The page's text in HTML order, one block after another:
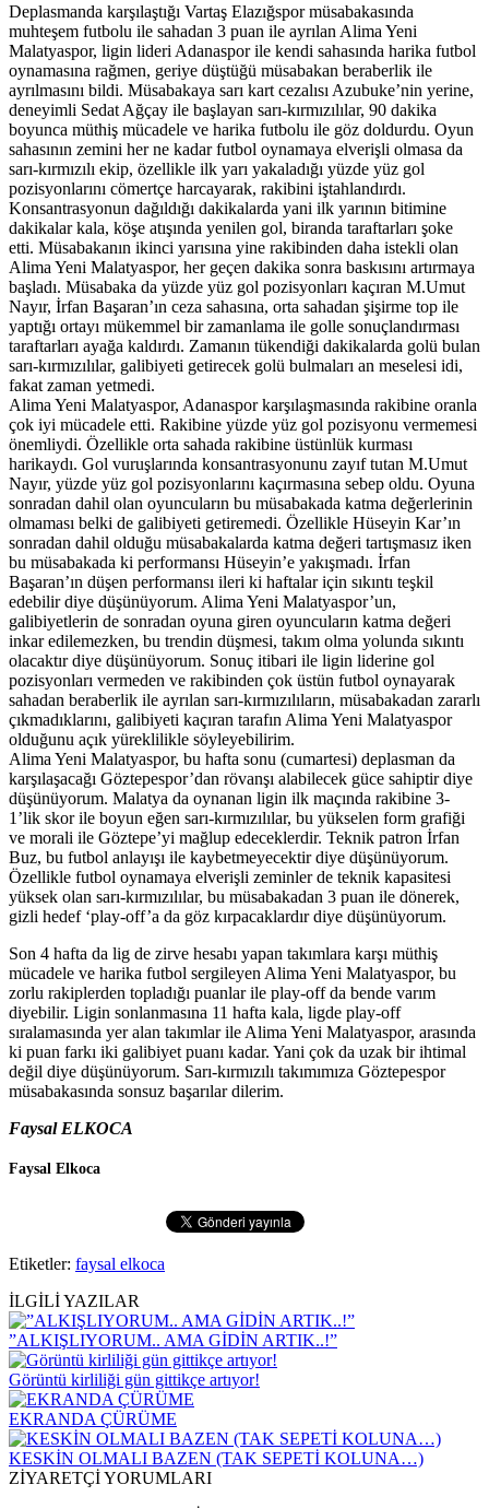
Deplasmanda karşılaştığı Vartaş Elazığspor müsabakasında
muhteşem futbolu ile sahadan 3 puan ile ayrılan Alima Yeni
Malatyaspor, ligin lideri Adanaspor ile kendi sahasında harika futbol
oynamasına rağmen, geriye düştüğü müsabakan beraberlik ile
ayrılmasını bildi. Müsabakaya sarı kart cezalısı Azubuke’nin yerine,
deneyimli Sedat Ağçay ile başlayan sarı-kırmızılılar, 90 dakika
boyunca müthiş mücadele ve harika futbolu ile göz doldurdu. Oyun
sahasının zemini her ne kadar futbol oynamaya elverişli olmasa da
sarı-kırmızılı ekip, özellikle ilk yarı yakaladığı yüzde yüz gol
pozisyonlarını cömertçe harcayarak, rakibini iştahlandırdı.
Konsantrasyonun dağıldığı dakikalarda yani ilk yarının bitimine
dakikalar kala, köşe atışında yenilen gol, biranda taraftarları şoke
etti. Müsabakanın ikinci yarısına yine rakibinden daha istekli olan
Alima Yeni Malatyaspor, her geçen dakika sonra baskısını artırmaya
başladı. Müsabaka da yüzde yüz gol pozisyonları kaçıran M.Umut
Nayır, İrfan Başaran’ın ceza sahasına, orta sahadan şişirme top ile
yaptığı ortayı mükemmel bir zamanlama ile golle sonuçlandırması
taraftarları ayağa kaldırdı. Zamanın tükendiği dakikalarda golü bulan
sarı-kırmızılılar, galibiyeti getirecek golü bulmaları an meselesi idi,
fakat zaman yetmedi.
Alima Yeni Malatyaspor, Adanaspor karşılaşmasında rakibine oranla
çok iyi mücadele etti. Rakibine yüzde yüz gol pozisyonu vermemesi
önemliydi. Özellikle orta sahada rakibine üstünlük kurması
harikaydı. Gol vuruşlarında konsantrasyonunu zayıf tutan M.Umut
Nayır, yüzde yüz gol pozisyonlarını kaçırmasına sebep oldu. Oyuna
sonradan dahil olan oyuncuların bu müsabakada katma değerlerinin
olmaması belki de galibiyeti getiremedi. Özellikle Hüseyin Kar’ın
sonradan dahil olduğu müsabakalarda katma değeri tartışmasız iken
bu müsabakada ki performansı Hüseyin’e yakışmadı. İrfan
Başaran’ın düşen performansı ileri ki haftalar için sıkıntı teşkil
edebilir diye düşünüyorum. Alima Yeni Malatyaspor’un,
galibiyetlerin de sonradan oyuna giren oyuncuların katma değeri
inkar edilemezken, bu trendin düşmesi, takım olma yolunda sıkıntı
olacaktır diye düşünüyorum. Sonuç itibari ile ligin liderine gol
pozisyonları vermeden ve rakibinden çok üstün futbol oynayarak
sahadan beraberlik ile ayrılan sarı-kırmızılıların, müsabakadan zararlı
çıkmadıklarını, galibiyeti kaçıran tarafın Alima Yeni Malatyaspor
olduğunu açık yüreklilikle söyleyebilirim.
Alima Yeni Malatyaspor, bu hafta sonu (cumartesi) deplasman da
karşılaşacağı Göztepespor’dan rövanşı alabilecek güce sahiptir diye
düşünüyorum. Malatya da oynanan ligin ilk maçında rakibine 3-
1’lik skor ile boyun eğen sarı-kırmızılılar, bu yükselen form grafiği
ve morali ile Göztepe’yi mağlup edeceklerdir. Teknik patron İrfan
Buz, bu futbol anlayışı ile kaybetmeyecektir diye düşünüyorum.
Özellikle futbol oynamaya elverişli zeminler de teknik kapasitesi
yüksek olan sarı-kırmızılılar, bu müsabakadan 3 puan ile dönerek,
gizli hedef ‘play-off’a da göz kırpacaklardır diye düşünüyorum.
Son 4 hafta da lig de zirve hesabı yapan takımlara karşı müthiş
mücadele ve harika futbol sergileyen Alima Yeni Malatyaspor, bu
zorlu rakiplerden topladığı puanlar ile play-off da bende varım
diyebilir. Ligin sonlanmasına 11 hafta kala, ligde play-off
sıralamasında yer alan takımlar ile Alima Yeni Malatyaspor, arasında
ki puan farkı iki galibiyet puanı kadar. Yani çok da uzak bir ihtimal
değil diye düşünüyorum. Sarı-kırmızılı takımımıza Göztepespor
müsabakasında sonsuz başarılar dilerim.
Faysal ELKOCA
Faysal Elkoca
Etiketler: faysal elkoca
İLGİLİ YAZILAR
”ALKIŞLIYORUM.. AMA GİDİN ARTIK..!”
Görüntü kirliliği gün gittikçe artıyor!
EKRANDA ÇÜRÜME
KESKİN OLMALI BAZEN (TAK SEPETİ KOLUNA…)
ZİYARETÇİ YORUMLARI